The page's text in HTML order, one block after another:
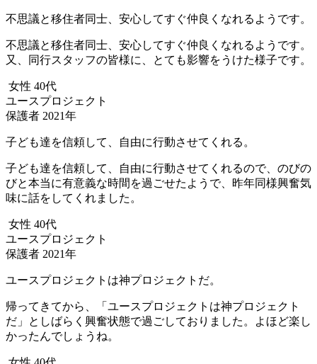
不思議と移住者同士、安心してすぐ仲良くなれるようです。
不思議と移住者同士、安心してすぐ仲良くなれるようです。
又、同行スタッフの皆様に、とても影響をうけた様子です。
女性 40代
ユースプロジェクト
保護者 2021年
子ども達を信頼して、自由に行動させてくれる。
子ども達を信頼して、自由に行動させてくれるので、のびの
びと本当に有意義な時間を過ごせたようで、昨年同様興奮気
味に話をしてくれました。
女性 40代
ユースプロジェクト
保護者 2021年
ユースプロジェクトは神プロジェクトだ。
帰ってきてから、「ユースプロジェクトは神プロジェクト
だ」としばらく興奮状態で過ごしておりました。よほど楽し
かったんでしょうね。